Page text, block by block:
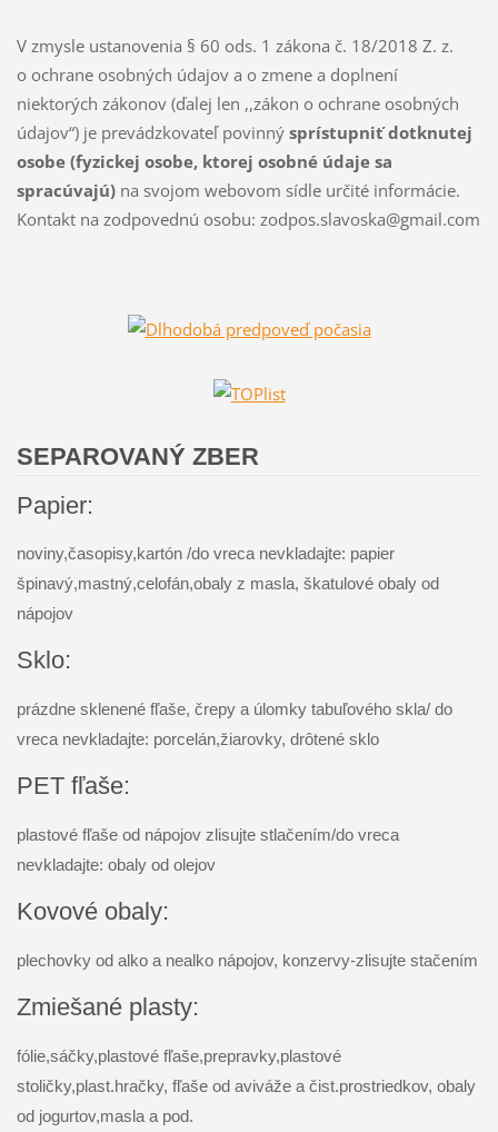
V zmysle ustanovenia § 60 ods. 1 zákona č. 18/2018 Z. z.
o ochrane osobných údajov a o zmene a doplnení
niektorých zákonov (ďalej len ,,zákon o ochrane osobných
údajov“) je prevádzkovateľ povinný sprístupniť dotknutej
osobe (fyzickej osobe, ktorej osobné údaje sa
spracúvajú)na svojom webovom sídle určité informácie.
Kontakt na zodpovednú osobu: zodpos.slavoska@gmail.com
SEPAROVANÝ ZBER
Papier:
noviny,časopisy,kartón /do vreca nevkladajte: papier
špinavý,mastný,celofán,obaly z masla, škatulové obaly od
nápojov
Sklo:
prázdne sklenené fľaše, črepy a úlomky tabuľového skla/ do
vreca nevkladajte: porcelán,žiarovky, drôtené sklo
PET fľaše:
plastové fľaše od nápojov zlisujte stlačením/do vreca
nevkladajte: obaly od olejov
Kovové obaly:
plechovky od alko a nealko nápojov, konzervy-zlisujte stačením
Zmiešané plasty:
fólie,sáčky,plastové fľaše,prepravky,plastové
stoličky,plast.hračky, fľaše od aviváže a čist.prostriedkov, obaly
od jogurtov,masla a pod.